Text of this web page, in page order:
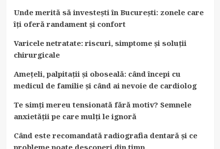
Unde merită să investești în București: zonele care
îți oferă randament și confort
Varicele netratate: riscuri, simptome și soluții
chirurgicale
Amețeli, palpitații și oboseală: când începi cu
medicul de familie și când ai nevoie de cardiolog
Te simți mereu tensionată fără motiv? Semnele
anxietății pe care mulți le ignoră
Când este recomandată radiografia dentară și ce